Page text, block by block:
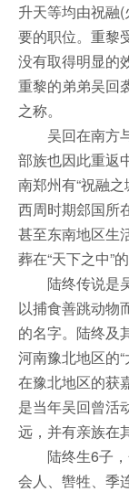
升天等均由祝融
要的职位。重黎
没有取得明显的
重黎的弟弟吴回
之称。
吴回在南方与
部族也因此重返
南郑州有“祝融
西周时期郐国所
甚至东南地区生
葬在“天下之中”
陆终传说是吴
以捕食善跳动物
的名字。陆终及
河南豫北地区的“
在豫北地区的获
是当年吴回曾活
远，并有亲族在
陆终生6子，
会人、辔牲、季